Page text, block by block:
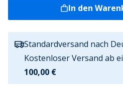
In den
Standardversand nach
Kostenloser Versand ab
100,00 €